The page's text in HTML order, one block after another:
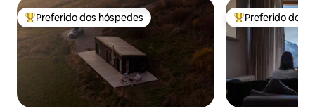
Entre os melhores preferidos dos hóspedes
Preferido dos hóspedes Entre os
Preferido dos